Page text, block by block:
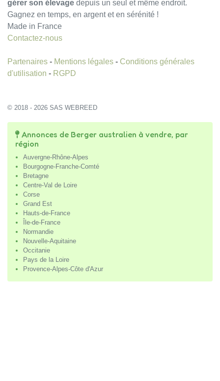
gérer son élevage depuis un seul et même endroit.
Gagnez en temps, en argent et en sérénité !
Made in France
Contactez-nous
Partenaires - Mentions légales - Conditions générales
d'utilisation - RGPD
© 2018 - 2026 SAS WEBREED
Annonces de Berger australien à vendre, par
région
Auvergne-Rhône-Alpes
Bourgogne-Franche-Comté
Bretagne
Centre-Val de Loire
Corse
Grand Est
Hauts-de-France
Île-de-France
Normandie
Nouvelle-Aquitaine
Occitanie
Pays de la Loire
Provence-Alpes-Côte d'Azur